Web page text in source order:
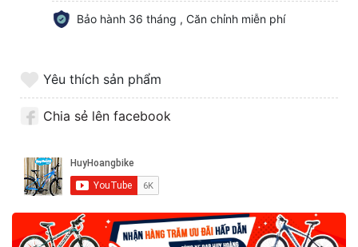
Bảo hành 36 tháng , Căn chỉnh miễn phí
Yêu thích sản phẩm
Chia sẻ lên facebook